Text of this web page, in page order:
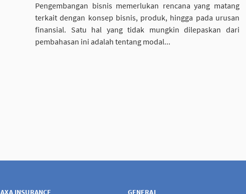
Pengembangan bisnis memerlukan rencana yang matang
terkait dengan konsep bisnis, produk, hingga pada urusan
finansial. Satu hal yang tidak mungkin dilepaskan dari
pembahasan ini adalah tentang modal...
AXA INSURANCE GENERAL